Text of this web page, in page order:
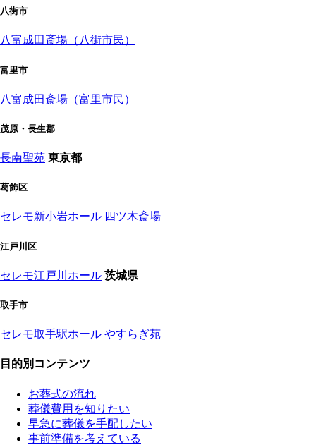
八街市
八富成田斎場（八街市民）
富里市
八富成田斎場（富里市民）
茂原・長生郡
長南聖苑 東京都
葛飾区
セレモ新小岩ホール 四ツ木斎場
江戸川区
セレモ江戸川ホール 茨城県
取手市
セレモ取手駅ホール やすらぎ苑
目的別コンテンツ
お葬式の流れ
葬儀費用を知りたい
早急に葬儀を手配したい
事前準備を考えている